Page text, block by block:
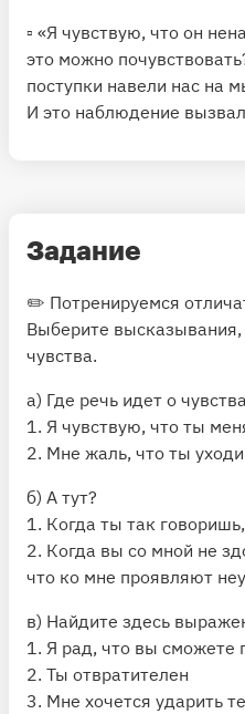
▫️ «Я чувствую, что он
это можно
поступки навели нас на
И это наблюдение
Задание
✏️ Потренируемся
Выберите
чувства.
а) Где речь идет о
1. Я чувствую, что ты
2. Мне жаль, что ты
б) А тут?
1. Когда ты так
2. Когда вы со мной не
что ко мне проявляют
в) Найдите здесь
1. Я рад, что вы сможете
2. Ты отвратителен
3. Мне хочется ударить